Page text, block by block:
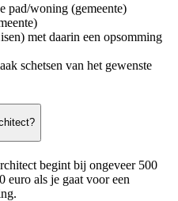
pad/woning (gemeente)
met daarin een opsomming
schetsen van het gewenste
begint bij ongeveer 500
euro als je gaat voor een